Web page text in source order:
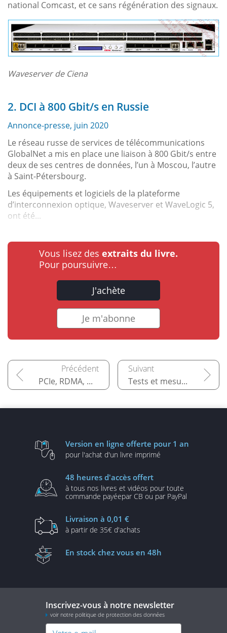
national Comcast, et ce sans régénération des signaux.
Waveserver de Ciena
2. DCI à 800 Gbit/s en Russie
Annonce-presse, juin 2020
Le réseau russe de services de télécommunications
GlobalNet a mis en place une liaison à 800 Gbit/s entre
deux de ses centres de données, l’un à Moscou, l’autre
à Saint-Pétersbourg.
Les équipements et logiciels de la plateforme
d’interconnexion optique, Waveserver et WaveLogic 5,
ont été...
Vous lisez des extraits du livre.
Pour poursuivre…
J'achète
Je m'abonne
PCIe, RDMA, NVMe et autres... Tests et mesures dans les centres de données
Version en ligne offerte pour 1 an
pour l'achat d'un livre imprimé
48 heures d'accès offert
à tous nos livres et vidéos pour toute
commande payéepar CB ou par PayPal
Livraison à 0,01 €
à partir de 35€ d'achats
En stock chez vous en 48h
Inscrivez-vous à notre newsletter
voir notre politique de protection des données